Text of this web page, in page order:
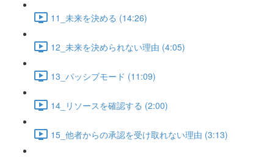
11_未来を決める (14:26)
12_未来を決められない理由 (4:05)
13_パッシブモード (11:09)
14_リソースを確認する (2:00)
15_他者からの承認を受け取れない理由 (3:13)